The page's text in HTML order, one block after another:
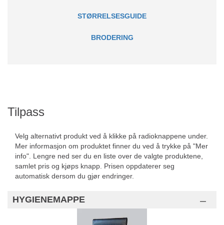
STØRRELSESGUIDE
BRODERING
Tilpass
Velg alternativt produkt ved å klikke på radioknappene under.
Mer informasjon om produktet finner du ved å trykke på "Mer
info". Lengre ned ser du en liste over de valgte produktene,
samlet pris og kjøps knapp. Prisen oppdaterer seg
automatisk dersom du gjør endringer.
HYGIENEMAPPE